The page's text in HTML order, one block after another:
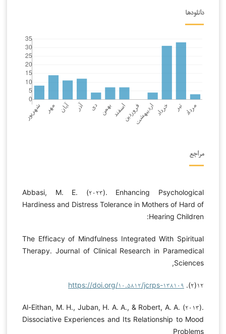
دانلودها
مراجع
Abbasi, M. E. (۲۰۲۳). Enhancing Psychological
Hardiness and Distress Tolerance in Mothers of Hard of
Hearing Children:
The Efficacy of Mindfulness Integrated With Spiritual
Therapy. Journal of Clinical Research in Paramedical
Sciences,
۱۲(۲). https://doi.org/۱۰.۵۸۱۲/jcrps-۱۳۸۱۰۹
Al-Eithan, M. H., Juban, H. A. A., & Robert, A. A. (۲۰۱۳).
Dissociative Experiences and Its Relationship to Mood
Problems